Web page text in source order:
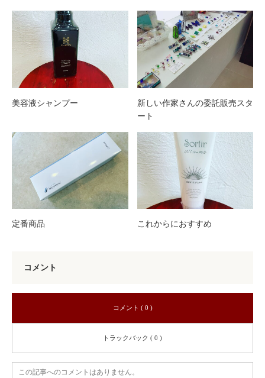
美容液シャンプー
新しい作家さんの委託販売スタ
ート
定番商品 これからにおすすめ
コメント
コメント ( 0 )
トラックバック ( 0 )
この記事へのコメントはありません。